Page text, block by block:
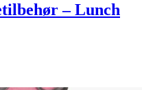
– Lunch